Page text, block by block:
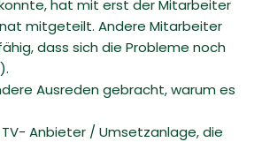
hat mit erst der Mitarbeiter
mitgeteilt. Andere Mitarbeiter
dass sich die Probleme noch
Ausreden gebracht, warum es
Anbieter / Umsetzanlage, die